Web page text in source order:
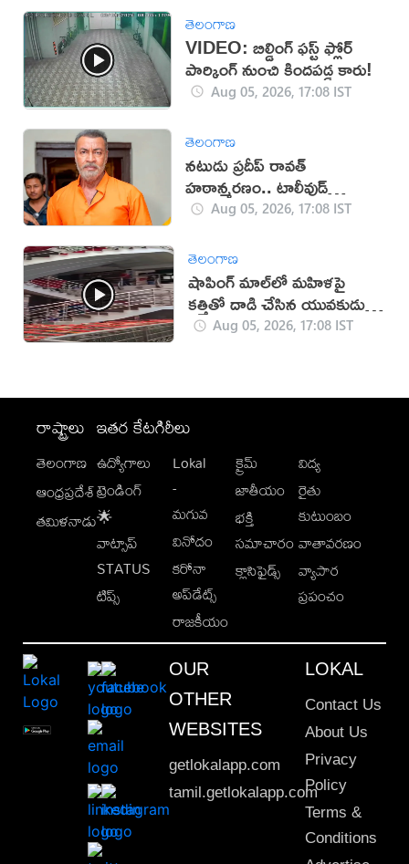
తెలంగాణ
VIDEO: బిల్డింగ్ ఫస్ట్ ఫ్లోర్
పార్కింగ్ నుంచి కిందపడ్డ కారు!
Aug 05, 2026, 17:08 IST
తెలంగాణ
నటుడు ప్రదీప్ రావత్
హఠాన్మరణం.. టాలీవుడ్
స్పందనపై విమర్శలు
Aug 05, 2026, 17:08 IST
తెలంగాణ
షాపింగ్ మాల్‌లో మహిళపై
కత్తితో దాడి చేసిన యువకుడు
(వీడియో)
Aug 05, 2026, 17:08 IST
రాష్ట్రాలు
తెలంగాణ
ఆంధ్రప్రదేశ్
తమిళనాడు
ఇతర కేటగిరీలు
ఉద్యోగాలు
ట్రెండింగ్
🌟
వాట్సాప్
STATUS
టిప్స్
Lokal
-
మగువ
వినోదం
కరోనా
అప్‌డేట్స్
రాజకీయం
క్రైమ్
జాతీయం
భక్తి
సమాచారం
క్లాసిఫైడ్స్
విద్య
రైతు
కుటుంబం
వాతావరణం
వ్యాపార
ప్రపంచం
OUR
OTHER
WEBSITES
getlokalapp.com
tamil.getlokalapp.com
LOKAL
Contact Us
About Us
Privacy
Policy
Terms &
Conditions